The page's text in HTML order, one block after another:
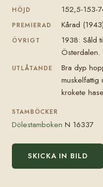
HÖJD 152,5-153-
PREMIERAD Kårad (1943)
ÖVRIGT
1938: Såld
Österdalen.
UTLÅTANDE
Bra dyp
krokete
STAMBÖCKER
Dölestamboken N 16337
SKICKA IN BILD